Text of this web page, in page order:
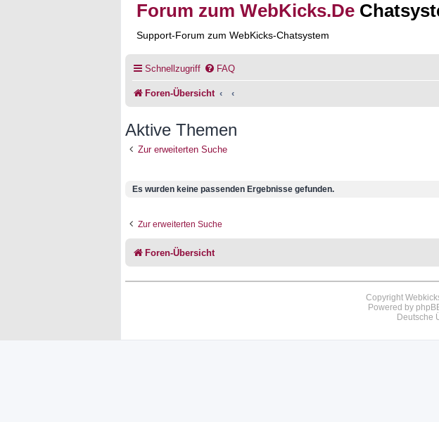
Forum zum WebKicks.De
Support-Forum zum WebKicks-Chatsystem
Schnellzugriff FAQ
Foren-Übersicht
Aktive Themen
Zur erweiterten Suche
Es wurden keine passenden Ergebnisse gefunden.
Zur erweiterten Suche
Foren-Übersicht
Copyright
Powered by
Deutsche